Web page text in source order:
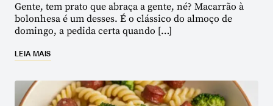
Gente, tem prato que abraça a gente, né? Macarrão à
bolonhesa é um desses. É o clássico do almoço de
domingo, a pedida certa quando […]
LEIA MAIS